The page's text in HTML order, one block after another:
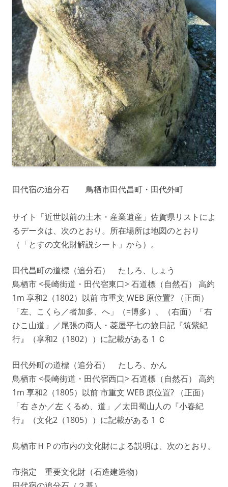
田代宿の追分石 鳥栖市田代昌町・田代外町
サイト「近世以前の土木・産業遺産」佐賀県リストによ
るデータは、次のとおり。所在場所は地図のとおり
（「とすの文化財解説シート」から）。
田代昌町の道標（追分石） たしろ、しょう
鳥栖市 <長崎街道・田代宿東口> 石道標（自然石） 高約
1m 享和2（1802）以前 市重文 WEB 原位置? （正面）
「左、こくら／者加多、へ」（=博多）、（右面）「右
ひこ山道」／尾張の商人・菱屋平七の旅日記『筑紫紀
行』（享和2（1802））に記載がある 1 Ｃ
田代外町の道標（追分石） たしろ、かん
鳥栖市 <長崎街道・田代宿西口> 石道標（自然石） 高約
1m 享和2（1805）以前 市重文 WEB 原位置? （正面）
「右 さか／左 くるめ、道」／太田蜀山人の『小春紀
行』（文化2（1805））に記載がある 1 Ｃ
鳥栖市ＨＰの市内の文化財による説明は、次のとおり。
市指定 重要文化財（石造建造物）